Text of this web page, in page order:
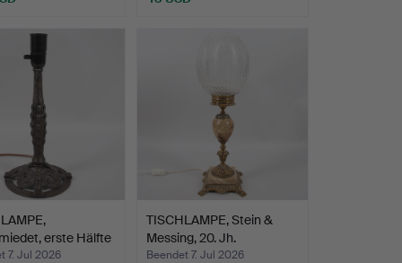
erste Hälfte
7. Jul 2026
TISCHLAMPE, Stein &
Messing, 20. Jh.
Beendet 7. Jul 2026